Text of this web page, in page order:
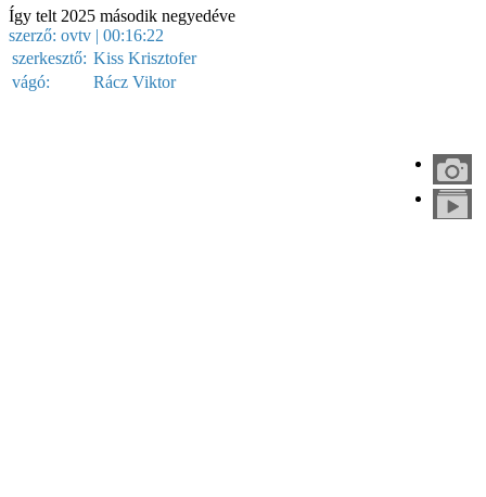
Így telt 2025 második negyedéve
szerző: ovtv | 00:16:22
szerkesztő: Kiss Krisztofer
vágó:
Rácz Viktor